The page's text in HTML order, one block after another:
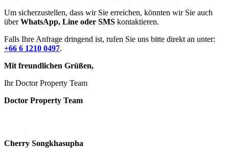
Um sicherzustellen, dass wir Sie erreichen, könnten wir Sie auch
überWhatsApp, Line oder SMS kontaktieren.
Falls Ihre Anfrage dringend ist, rufen Sie uns bitte direkt an unter:
+66 6 1210 0497.
Mit freundlichen Grüßen,
Ihr Doctor Property Team
Doctor Property Team
Cherry Songkhasupha